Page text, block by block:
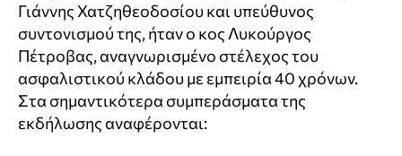
Γιάννης Χατζηθεοδοσίου και υπεύθυνος
συντονισμού της, ήταν ο κος Λυκούργος
Πέτροβας, αναγνωρισμένο στέλεχος του
ασφαλιστικού κλάδου με εμπειρία 40 χρόνων.
Στα σημαντικότερα συμπεράσματα της
εκδήλωσης αναφέρονται: